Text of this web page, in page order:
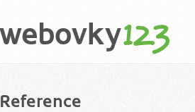
Reference